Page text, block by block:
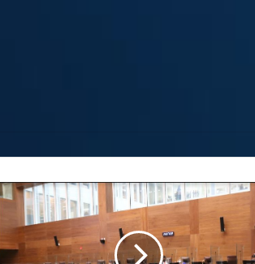
Proyecto
busca
eliminar
requisito